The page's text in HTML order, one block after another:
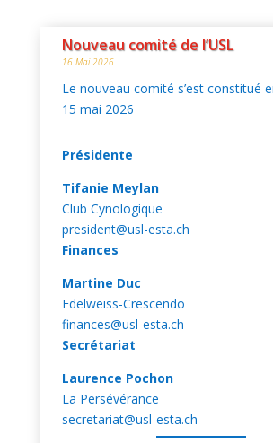
Nouveau comité de l’USL
16 Mai 2026
Le nouveau comité s’est constitué
15 mai 2026
Présidente
Tifanie Meylan
Club Cynologique
president@usl-esta.ch
Finances
Martine Duc
Edelweiss-Crescendo
finances@usl-esta.ch
Secrétariat
Laurence Pochon
La Persévérance
secretariat@usl-esta.ch